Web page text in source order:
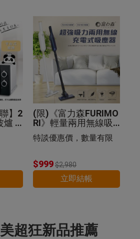
】2
爐 2
(限)《富力森FURIMO
RI》輕量兩用無線吸
塵器
特談優惠價，數量有限
$999$2,980
立即結帳
超狂新品推薦